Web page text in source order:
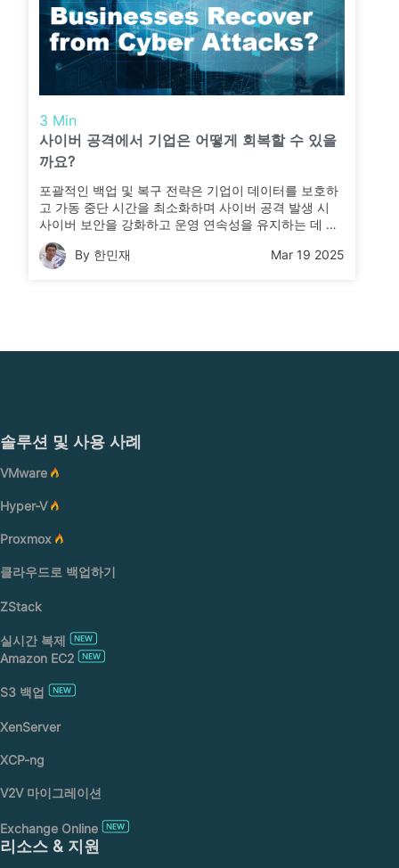
3 Min
사이버 공격에서 기업은 어떻게 회복할 수 있을
까요?
포괄적인 백업 및 복구 전략은 기업이 데이터를 보호하
고 가동 중단 시간을 최소화하며 사이버 공격 발생 시
사이버 보안을 강화하고 운영 연속성을 유지하는 데 있
어 필수적입니다.
By 한민재
Mar 19 2025
솔루션 및 사용 사례
VMware
Hyper-V
Proxmox
클라우드로 백업하기
ZStack
실시간 복제
Amazon EC2
S3 백업
XenServer
XCP-ng
V2V 마이그레이션
Exchange Online
리소스 & 지원